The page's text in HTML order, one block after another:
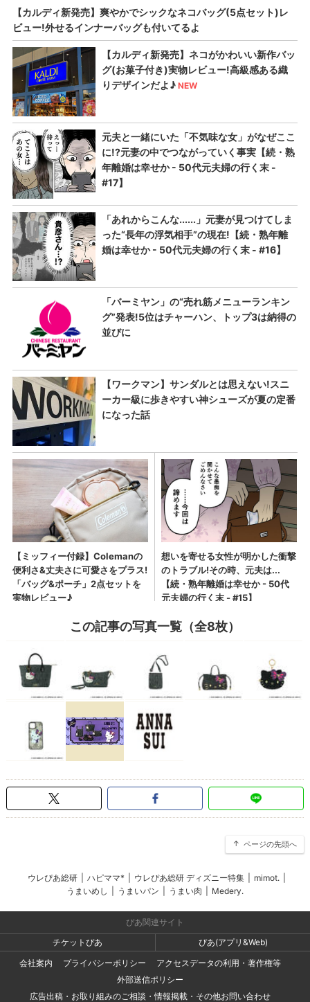
この記事の写真一覧（全8枚）
ページの先頭へ
ウレぴあ総研 ハピママ* ウレぴあ総研 ディズニー特集 mimot.
うまいめし
うまいパン うまい肉 Medery.
ぴあ関連サイト
チケットぴあ
ぴあ(アプリ&Web)
会社案内
プライバシーポリシー
アクセスデータの利用・著作権等
外部送信ポリシー
広告出稿・お取り組みのご相談・情報掲載・その他お問い合わせ